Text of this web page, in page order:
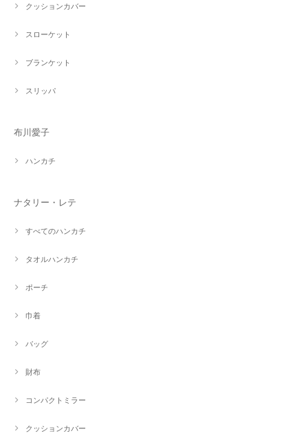
クッションカバー
スローケット
ブランケット
スリッパ
布川愛子
ハンカチ
ナタリー・レテ
すべてのハンカチ
タオルハンカチ
ポーチ
巾着
バッグ
財布
コンパクトミラー
クッションカバー